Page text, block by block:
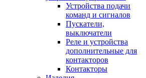
Устройства подачи
команд и сигналов
Пускатели,
выключатели
Реле и устройства
дополнительные для
контакторов
Контакторы